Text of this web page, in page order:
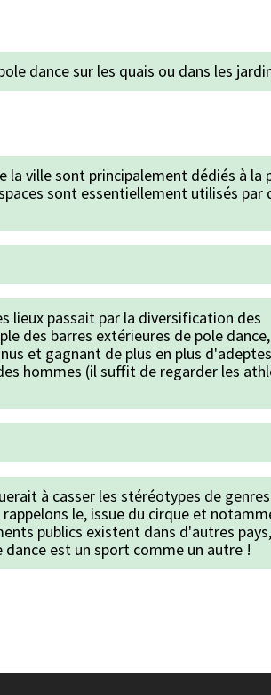
dance sur les quais ou dans les
la ville sont principalement dédiés à la
sont essentiellement utilisés par
lieux passait par la diversification des
des barres extérieures de pole dance,
et gagnant de plus en plus
hommes (il suffit de regarder les
à casser les stéréotypes de
le, issue du cirque et
publics existent dans d'autres
est un sport comme un autre !